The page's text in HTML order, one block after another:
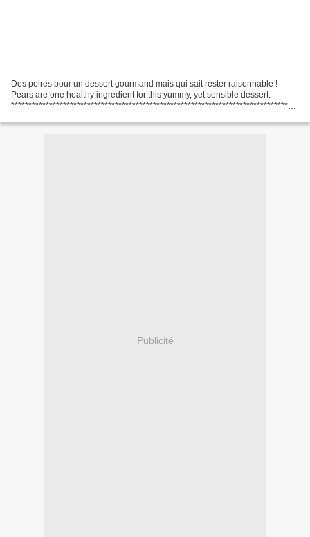
Des poires pour un dessert gourmand mais qui sait rester raisonnable !
Pears are one healthy ingredient for this yummy, yet sensible dessert.
***********************************************************************************
Publicité